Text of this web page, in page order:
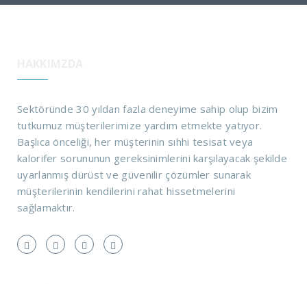
Sektöründe 30 yıldan fazla deneyime sahip olup bizim
tutkumuz müşterilerimize yardım etmekte yatıyor.
Başlıca önceliği, her müşterinin sıhhi tesisat veya
kalorifer sorununun gereksinimlerini karşılayacak şekilde
uyarlanmış dürüst ve güvenilir çözümler sunarak
müşterilerinin kendilerini rahat hissetmelerini
sağlamaktır.